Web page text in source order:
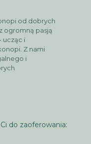
od dobrych
ogromną pasją
ucząc i
Z nami
i
do zaoferowania: